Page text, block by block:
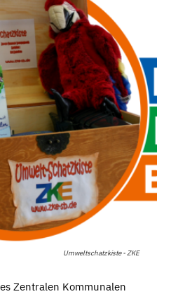
Umweltschatzkiste - ZKE
Zentralen Kommunalen